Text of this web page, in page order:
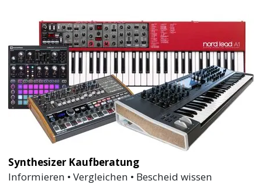
Synthesizer Kaufberatung
Informieren • Vergleichen • Bescheid wissen